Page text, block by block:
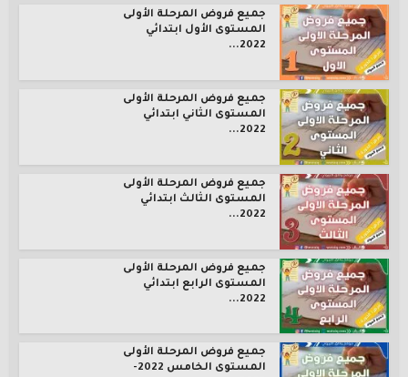
جميع فروض المرحلة الأولى
المستوى الأول ابتدائي
2022...
جميع فروض المرحلة الأولى
المستوى الثاني ابتدائي
2022...
جميع فروض المرحلة الأولى
المستوى الثالث ابتدائي
2022...
جميع فروض المرحلة الأولى
المستوى الرابع ابتدائي
2022...
جميع فروض المرحلة الأولى
المستوى الخامس 2022-